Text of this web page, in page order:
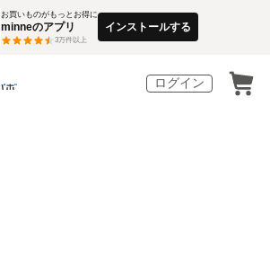
お買いものがもっとお得に
minneのアプリ
3万件以上
インストールする
ログイン